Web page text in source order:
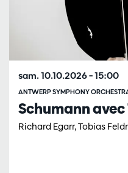
Schumann
Richard Egarr, Tobias
ANTWERP SYMPHONY
sam. 10.10.2026– 15:00